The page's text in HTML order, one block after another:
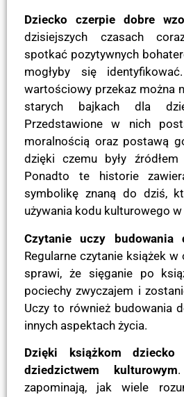
Dziecko czerpie dobre
dzisiejszych czasach
spotkać pozytywnych
mogłyby się
wartościowy przekaz można
starych bajkach dla
Przedstawione w nich
moralnością oraz postawą
dzięki czemu były
Ponadto te historie
symbolikę znaną do dziś,
używania kodu kulturowego w
Czytanie uczy budowania
Regularne czytanie książek
sprawi, że sięganie po
pociechy zwyczajem i
Uczy to również budowania
innych aspektach życia.
Dzięki książkom
dziedzictwem kulturowym
zapominają, jak wiele